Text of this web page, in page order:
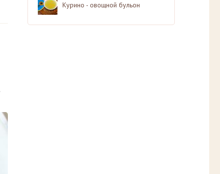
Курино - овощной бульон